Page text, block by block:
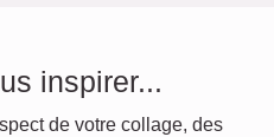
inspirer...
de votre collage, des